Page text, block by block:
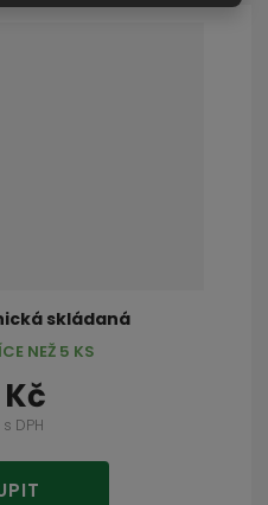
skládaná
DPH
NEŽ 5 KS